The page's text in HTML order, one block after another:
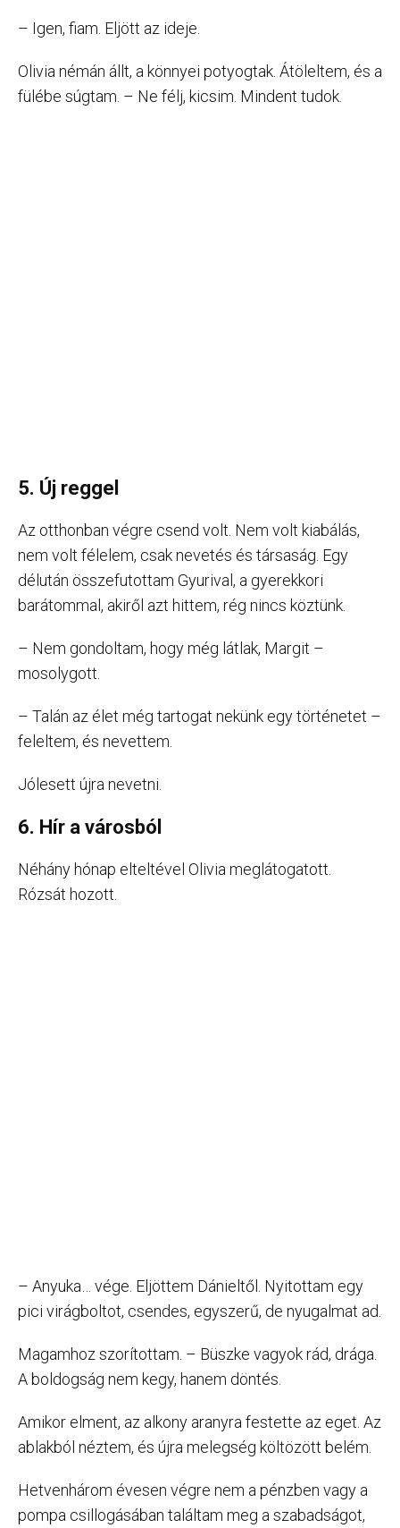
– Igen, fiam. Eljött az ideje.
Olivia némán állt, a könnyei potyogtak. Átöleltem, és a
fülébe súgtam. – Ne félj, kicsim. Mindent tudok.
5. Új reggel
Az otthonban végre csend volt. Nem volt kiabálás,
nem volt félelem, csak nevetés és társaság. Egy
délután összefutottam Gyurival, a gyerekkori
barátommal, akiről azt hittem, rég nincs köztünk.
– Nem gondoltam, hogy még látlak, Margit –
mosolygott.
– Talán az élet még tartogat nekünk egy történetet –
feleltem, és nevettem.
Jólesett újra nevetni.
6. Hír a városból
Néhány hónap elteltével Olivia meglátogatott.
Rózsát hozott.
– Anyuka… vége. Eljöttem Dánieltől. Nyitottam egy
pici virágboltot, csendes, egyszerű, de nyugalmat ad.
Magamhoz szorítottam. – Büszke vagyok rád, drága.
A boldogság nem kegy, hanem döntés.
Amikor elment, az alkony aranyra festette az eget. Az
ablakból néztem, és újra melegség költözött belém.
Hetvenhárom évesen végre nem a pénzben vagy a
pompa csillogásában találtam meg a szabadságot,